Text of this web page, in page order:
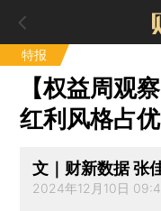
特报
【权益周观
红利风格占优
文｜财新数据 张
2024年12月10日